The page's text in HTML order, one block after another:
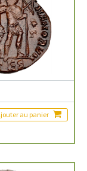
au panier